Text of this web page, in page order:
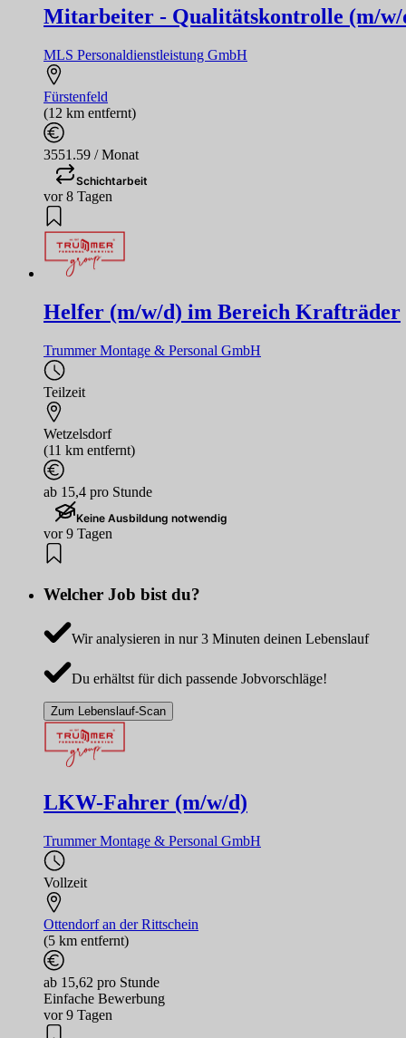
Mitarbeiter - Qualitätskontrolle (m/w/
MLS Personaldienstleistung GmbH
Fürstenfeld
(12 km entfernt)
3551.59 / Monat
Schichtarbeit
vor 8 Tagen
Helfer (m/w/d) im Bereich Krafträder
Trummer Montage & Personal GmbH
Teilzeit
Wetzelsdorf
(11 km entfernt)
ab 15,4 pro Stunde
Keine Ausbildung notwendig
vor 9 Tagen
Welcher Job bist du?
Wir analysieren in nur 3 Minuten deinen Lebenslauf
Du erhältst für dich passende Jobvorschläge!
Zum Lebenslauf-Scan
LKW-Fahrer (m/w/d)
Trummer Montage & Personal GmbH
Vollzeit
Ottendorf an der Rittschein
(5 km entfernt)
ab 15,62 pro Stunde
Einfache Bewerbung
vor 9 Tagen